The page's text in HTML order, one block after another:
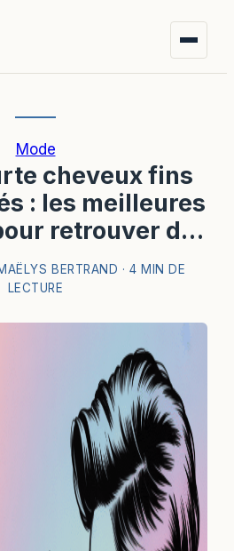
Mode
cheveux fins
: les meilleures
retrouver du
BERTRAND · 4 MIN DE
LECTURE